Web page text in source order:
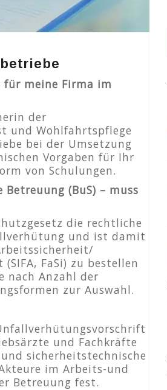
für meine Firma im
der
und Wohlfahrtspflege
bei der Umsetzung
Vorgaben für Ihr
von Schulungen.
(BuS) – muss
die rechtliche
und ist damit
FaSi) zu bestellen
nach Anzahl der
zur Auswahl.
und Fachkräfte
sicherheitstechnische
im Arbeits-und
Betreuung fest.